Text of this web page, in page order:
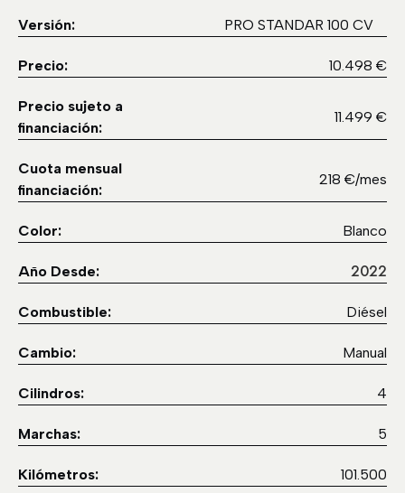
Versión: PRO STANDAR 100 CV
Precio: 10.498 €
Precio sujeto a
financiación:
11.499 €
Cuota mensual
financiación:
218 €/mes
Color: Blanco
Año Desde: 2022
Combustible: Diésel
Cambio: Manual
Cilindros: 4
Marchas: 5
Kilómetros: 101.500